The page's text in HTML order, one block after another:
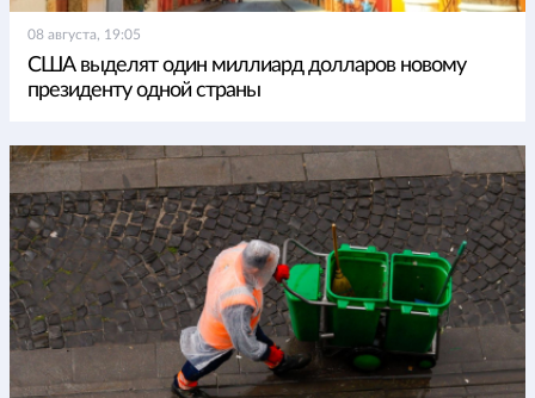
08 августа, 19:05
США выделят один миллиард долларов новому
президенту одной страны